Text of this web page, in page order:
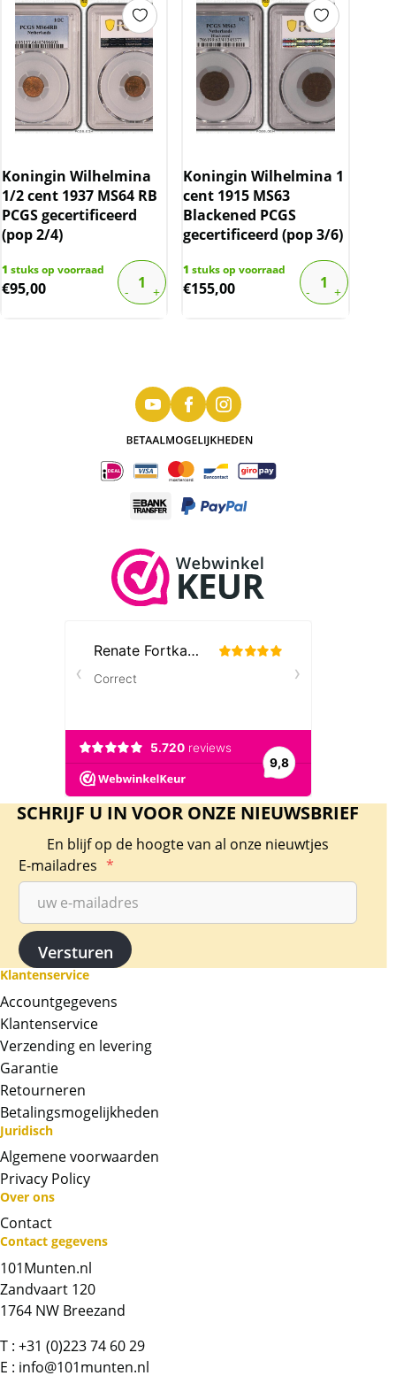
Koningin Wilhelmina
1/2 cent 1937 MS64 RB
PCGS gecertificeerd
(pop 2/4)
1 stuks op voorraad
€95,00
Koningin Wilhelmina 1
cent 1915 MS63
Blackened PCGS
gecertificeerd (pop 3/6)
1 stuks op voorraad
€155,00
Chat met ons
Bel ons
SCHRIJF U IN VOOR ONZE NIEUWSBRIEF
En blijf op de hoogte van al onze nieuwtjes
E-mailadres *
Klantenservice
Accountgegevens
Klantenservice
Verzending en levering
Garantie
Retourneren
Betalingsmogelijkheden
Juridisch
Algemene voorwaarden
Privacy Policy
Over ons
Contact
Contact gegevens
101Munten.nl
Zandvaart 120
1764 NW Breezand
T : +31 (0)223 74 60 29
E : info@101munten.nl